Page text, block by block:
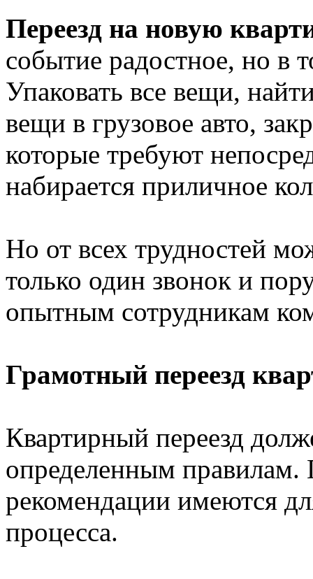
Переезд на новую
событие радостное, но в
Упаковать все вещи,
вещи в грузовое авто,
которые требуют
набирается приличное
Но от всех трудностей
только один звонок и
опытным сотрудникам
Грамотный переезд
Квартирный переезд
определенным правилам.
рекомендации имеются
процесса.